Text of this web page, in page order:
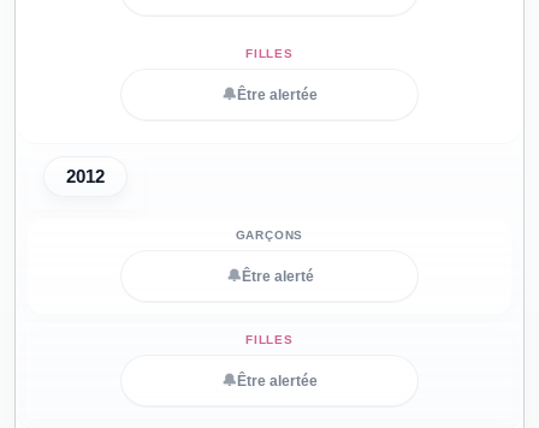
🔔 Être alertée
2012
🔔 Être alerté
🔔 Être alertée